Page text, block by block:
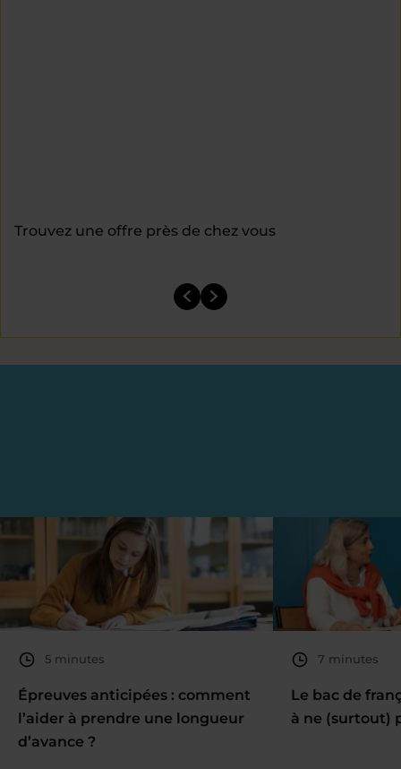
Trouvez une offre près de chez vous
5 minutes
Épreuves anticipées : comment
l’aider à prendre une longueur
d’avance ?
7 minutes
Le bac de
à ne (surtout)